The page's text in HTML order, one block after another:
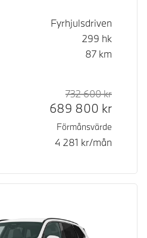
Fyrhjulsdriven
299 hk
87 km
Rek.
732 600kr
689 800 kr
Förmånsvärde
4 281 kr/mån